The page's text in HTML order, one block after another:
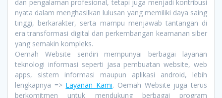
dan pengalaman profesional, tetapi juga menjadi kontribusi
nyata dalam menghasilkan lulusan yang memiliki daya saing
tinggi, berkarakter, serta mampu menjawab tantangan di
era transformasi digital dan perkembangan keamanan siber
yang semakin kompleks.
Oemah Website sendiri mempunyai berbagai layanan
teknologi informasi seperti jasa pembuatan website, web
apps, sistem informasi maupun aplikasi android, lebih
lengkapnya => Layanan Kami. Oemah Website juga terus
berkomitmen untuk mendukung berbagai program